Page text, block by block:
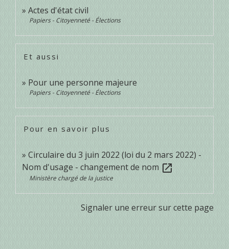
Actes d'état civil
Papiers - Citoyenneté - Élections
Et aussi
Pour une personne majeure
Papiers - Citoyenneté - Élections
Pour en savoir plus
Circulaire du 3 juin 2022 (loi du 2 mars 2022) -
Nom d'usage - changement de nom open_in_new
Ministère chargé de la justice
Signaler une erreur sur cette page